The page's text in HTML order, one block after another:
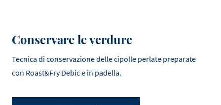
Conservare le verdure
Tecnica di conservazione delle cipolle perlate preparate
con Roast&Fry Debic e in padella.